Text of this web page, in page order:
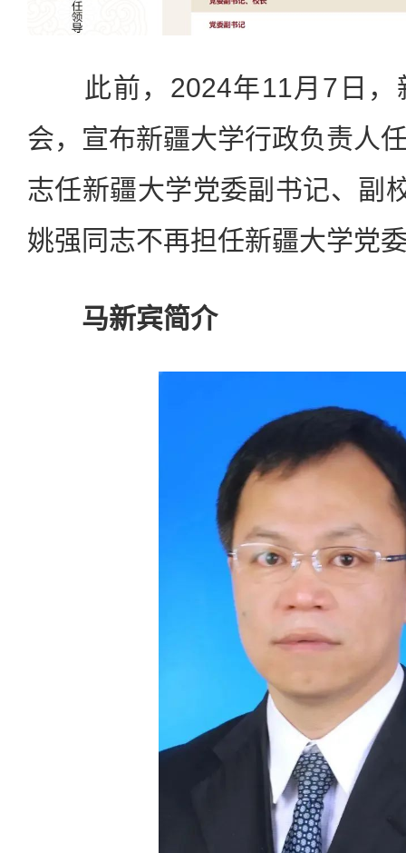
此前，2024年11月7日，
会，宣布新疆大学行政负责人
志任新疆大学党委副书记、副
姚强同志不再担任新疆大学党
马新宾简介